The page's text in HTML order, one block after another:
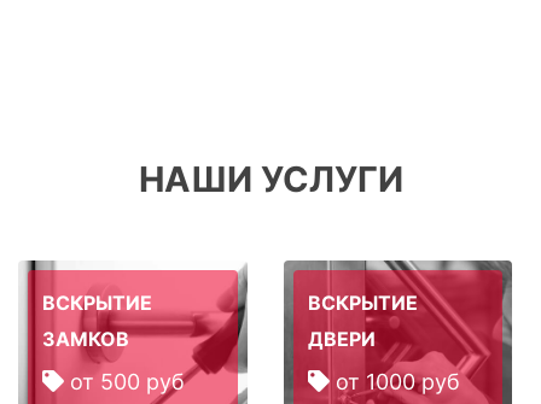
НАШИ УСЛУГИ
ВСКРЫТИЕ
ЗАМКОВ
от 500 руб
ВСКРЫТИЕ
ДВЕРИ
от 1000 руб